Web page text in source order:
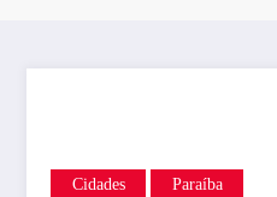
Cidades Paraíba